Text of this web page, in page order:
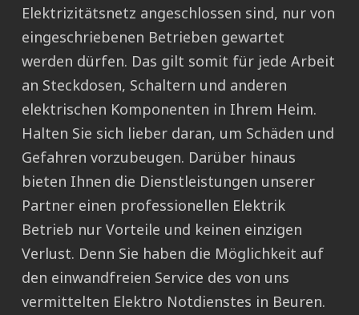
Elektrizitätsnetz angeschlossen sind, nur von
eingeschriebenen Betrieben gewartet
werden dürfen. Das gilt somit für jede Arbeit
an Steckdosen, Schaltern und anderen
elektrischen Komponenten in Ihrem Heim.
Halten Sie sich lieber daran, um Schäden und
Gefahren vorzubeugen. Darüber hinaus
bieten Ihnen die Dienstleistungen unserer
Partner einen professionellen Elektrik
Betrieb nur Vorteile und keinen einzigen
Verlust. Denn Sie haben die Möglichkeit auf
den einwandfreien Service des von uns
vermittelten Elektro Notdienstes in Beuren.